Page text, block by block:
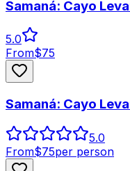
Samaná: Cayo
5.0
From$75
Samaná: Cayo
5.0
From$75per person